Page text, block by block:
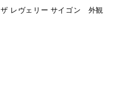
ザ レヴェリー サイゴン 外観